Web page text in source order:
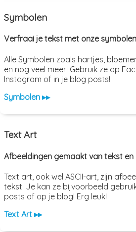
Symbolen
Verfraai je tekst met onze
Alle Symbolen zoals hartjes,
en nog veel meer! Gebruik ze op
Instagram of in je blog posts!
Symbolen ▸▸
Text Art
Afbeeldingen gemaakt van tekst en
Text art, ook wel ASCII-art, zijn
tekst. Je kan ze bijvoorbeeld
posts of op je blog! Erg leuk!
Text Art ▸▸